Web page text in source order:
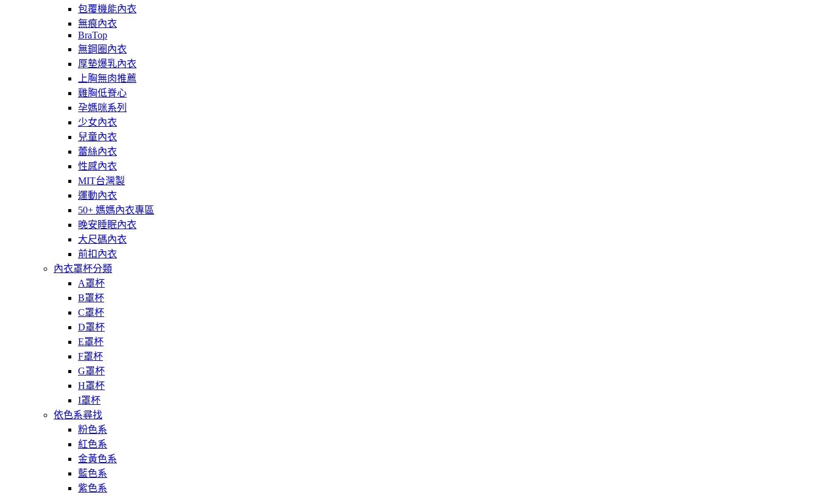
包覆機能內衣
無痕內衣
BraTop
無鋼圈內衣
厚墊爆乳內衣
上胸無肉推薦
雞胸低脊心
孕媽咪系列
少女內衣
兒童內衣
蕾絲內衣
性感內衣
MIT台灣製
運動內衣
50+ 媽媽內衣專區
晚安睡眠內衣
大尺碼內衣
前扣內衣
內衣罩杯分類
A罩杯
B罩杯
C罩杯
D罩杯
E罩杯
F罩杯
G罩杯
H罩杯
I罩杯
依色系尋找
粉色系
紅色系
金黃色系
藍色系
紫色系